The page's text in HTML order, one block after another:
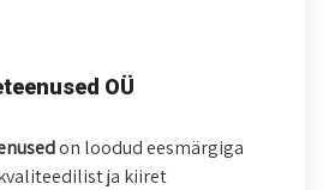
OÜ
on loodud eesmärgiga
ja kiiret